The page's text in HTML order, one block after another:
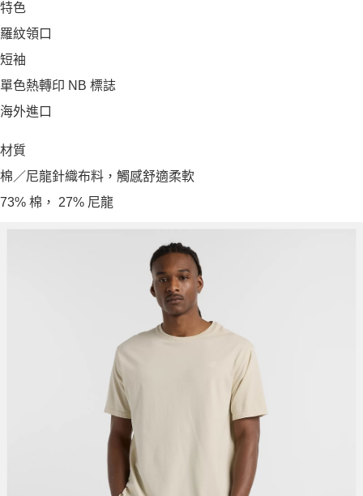
特色
羅紋領口
短袖
單色熱轉印 NB 標誌
海外進口
材質
棉／尼龍針織布料，觸感舒適柔軟
73% 棉， 27% 尼龍